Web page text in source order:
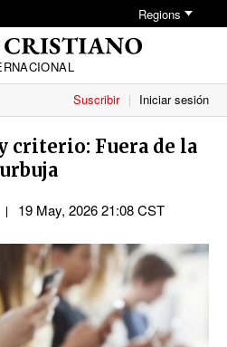
Regions
Suscribir Iniciar sesión
criterio: Fuera de la
19 May, 2026 21:08 CST